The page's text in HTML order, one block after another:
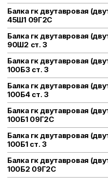
Балка гк двутавровая
45Ш1 09Г2С
Балка гк двутавровая
90Ш2 ст. 3
Балка гк двутавровая
100Б3 ст. 3
Балка гк двутавровая
100Б4 ст. 3
Балка гк двутавровая
100Б1 09Г2С
Балка гк двутавровая
100Б1 ст. 3
Балка гк двутавровая
100Б2 09Г2С